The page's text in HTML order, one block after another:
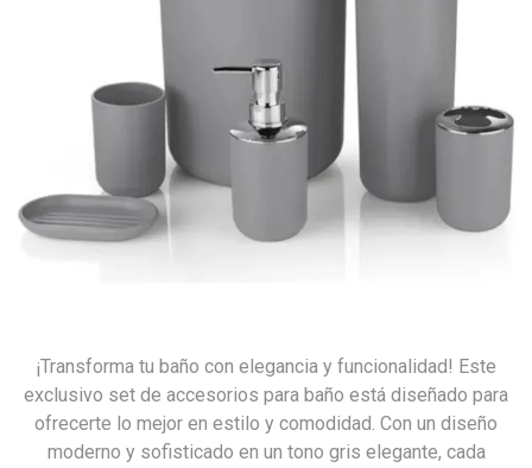
¡Transforma tu baño con elegancia y funcionalidad! Este
exclusivo set de accesorios para baño está diseñado para
ofrecerte lo mejor en estilo y comodidad. Con un diseño
moderno y sofisticado en un tono gris elegante, cada